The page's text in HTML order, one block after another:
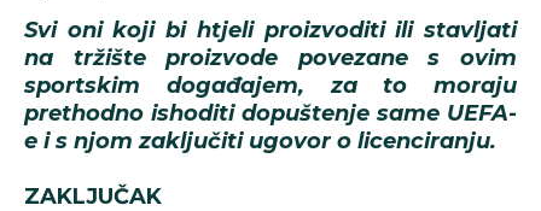
Svi oni koji bi htjeli proizvoditi ili stavljati
na tržište proizvode povezane s ovim
sportskim događajem, za to moraju
prethodno ishoditi dopuštenje same UEFA-
e i s njom zaključiti ugovor o licenciranju.
ZAKLJUČAK